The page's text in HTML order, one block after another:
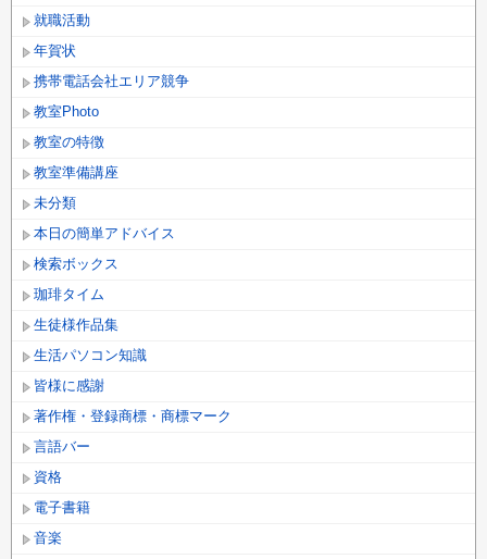
就職活動
年賀状
携帯電話会社エリア競争
教室Photo
教室の特徴
教室準備講座
未分類
本日の簡単アドバイス
検索ボックス
珈琲タイム
生徒様作品集
生活パソコン知識
皆様に感謝
著作権・登録商標・商標マーク
言語バー
資格
電子書籍
音楽